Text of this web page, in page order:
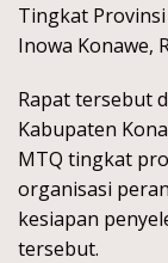
Tingkat
Inowa Konawe,
Rapat tersebut
Kabupaten
MTQ tingkat
organisasi
kesiapan
tersebut.